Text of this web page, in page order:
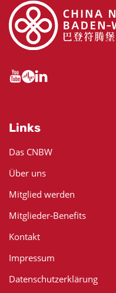
Links
Das CNBW
Über uns
Mitglied werden
Mitglieder-Benefits
Kontakt
Impressum
Datenschutzerklärung